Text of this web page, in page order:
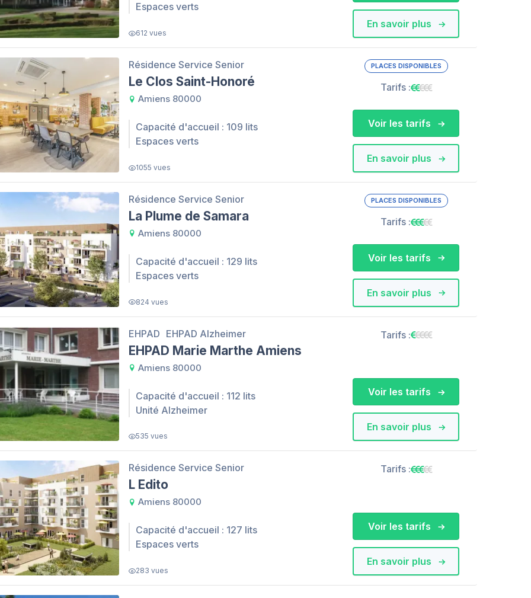
Espaces verts
612 vues
En savoir plus
Résidence Service Senior
Le Clos Saint-Honoré
Amiens 80000
Capacité d'accueil : 109 lits
Espaces verts
1055 vues
PLACES DISPONIBLES
Tarifs :
En savoir plus
Voir les tarifs
Résidence Service Senior
La Plume de Samara
Amiens 80000
Capacité d'accueil : 129 lits
Espaces verts
824 vues
PLACES DISPONIBLES
Tarifs :
En savoir plus
Voir les tarifs
EHPAD EHPAD Alzheimer
EHPAD Marie Marthe Amiens
Amiens 80000
Capacité d'accueil : 112 lits
Unité Alzheimer
535 vues
Tarifs :
En savoir plus
Voir les tarifs
Résidence Service Senior
L Edito
Amiens 80000
Capacité d'accueil : 127 lits
Espaces verts
283 vues
Tarifs :
En savoir plus
Voir les tarifs